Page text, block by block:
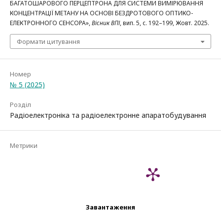
БАГАТОШАРОВОГО ПЕРЦЕПТРОНА ДЛЯ СИСТЕМИ ВИМІРЮВАННЯ
КОНЦЕНТРАЦІЇ МЕТАНУ НА ОСНОВІ БЕЗДРОТОВОГО ОПТИКО-
ЕЛЕКТРОННОГО СЕНСОРА»,Вісник ВПІ, вип. 5, с. 192–199, Жовт. 2025.
Формати цитування
Номер
№ 5 (2025)
Розділ
Радіоелектроніка та радіоелектронне апаратобудування
Метрики
Завантаження